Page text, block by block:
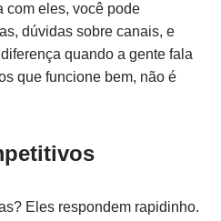
com eles, você pode
dúvidas sobre canais, e
quando a gente fala
que funcione bem, não é
Eles respondem rapidinho.